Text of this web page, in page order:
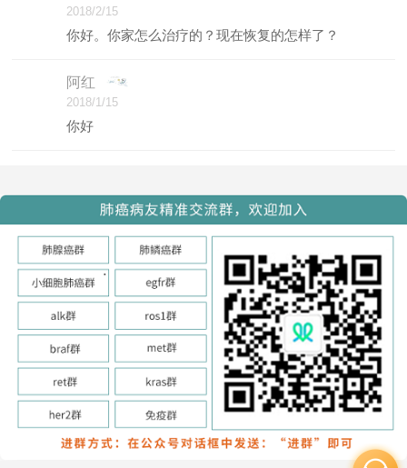
2018/2/15
你好。你家怎么治疗的？现在恢复的怎样了？
阿红
2018/1/15
你好